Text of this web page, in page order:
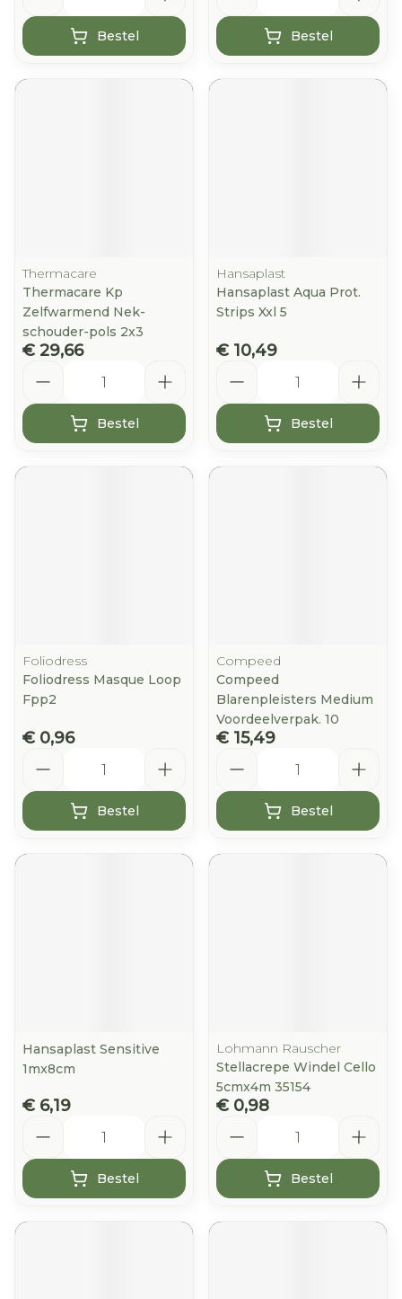
Bestel Bestel
Thermacare
Thermacare Kp
Zelfwarmend Nek-
schouder-pols 2x3
€ 29,66
Bestel
Hansaplast
Hansaplast Aqua Prot.
Strips Xxl 5
€ 10,49
Bestel
Foliodress
Foliodress Masque Loop
Fpp2
€ 0,96
Bestel
Compeed
Compeed
Blarenpleisters Medium
Voordeelverpak. 10
€ 15,49
Bestel
Hansaplast Sensitive
1mx8cm
€ 6,19
Bestel
Lohmann Rauscher
Stellacrepe Windel Cello
5cmx4m 35154
€ 0,98
Bestel